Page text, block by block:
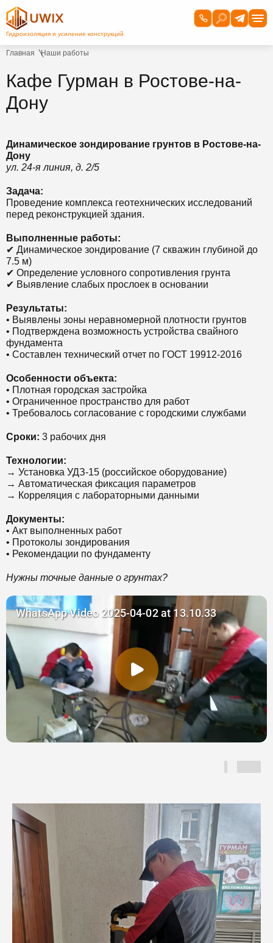
Главная Наши работы
Кафе Гурман в Ростове-на-
Дону
Динамическое зондирование грунтов в Ростове-на-
Дону
ул. 24-я линия, д. 2/5
Задача:
Проведение комплекса геотехнических исследований
перед реконструкцией здания.
Выполненные работы:
✔ Динамическое зондирование (7 скважин глубиной до
7.5 м)
✔ Определение условного сопротивления грунта
✔ Выявление слабых прослоек в основании
Результаты:
• Выявлены зоны неравномерной плотности грунтов
• Подтверждена возможность устройства свайного
фундамента
• Составлен технический отчет по ГОСТ 19912-2016
Особенности объекта:
• Плотная городская застройка
• Ограниченное пространство для работ
• Требовалось согласование с городскими службами
Сроки: 3 рабочих дня
Технологии:
→ Установка УДЗ-15 (российское оборудование)
→ Автоматическая фиксация параметров
→ Корреляция с лабораторными данными
Документы:
• Акт выполненных работ
• Протоколы зондирования
• Рекомендации по фундаменту
Нужны точные данные о грунтах?